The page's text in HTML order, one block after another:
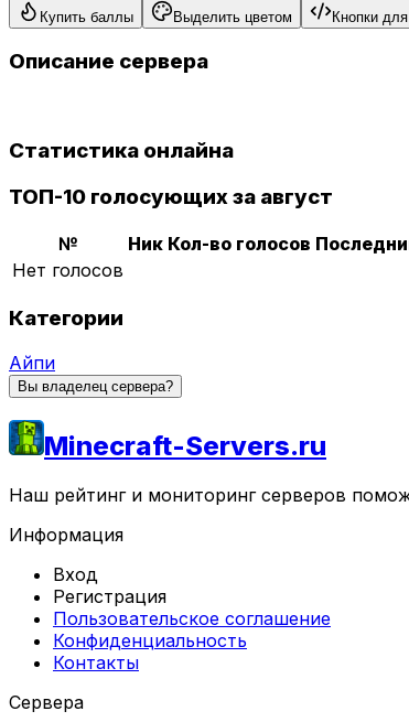
Купить баллы Выделить цветом Кнопки
Описание сервера
Статистика онлайна
ТОП-10 голосующих за август
№ Ник Кол-во голосов
Нет голосов
Категории
Айпи
Вы владелец сервера?
Minecraft-Servers.ru
Наш рейтинг и мониторинг серверов
Информация
Вход
Регистрация
Пользовательское соглашение
Конфиденциальность
Контакты
Сервера